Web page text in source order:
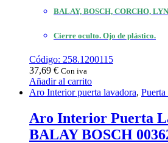
BALAY, BOSCH, CORCHO,
Cierre oculto. Ojo de plástico.
Código: 258.1200115
37,69 € Con iva
Añadir al carrito
Aro Interior puerta lavadora,
Aro Interior Puerta
BALAY BOSCH